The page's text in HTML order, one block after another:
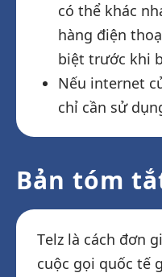
có thể khác
hàng điện
biệt trước khi
Nếu internet
chỉ cần sử
Bản tóm
Telz là cách đơn
cuộc gọi quốc tế